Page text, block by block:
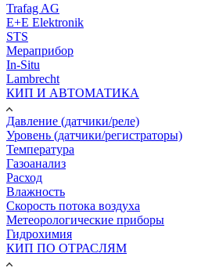
Trafag AG
E+E Elektronik
STS
Мераприбор
In-Situ
Lambrecht
КИП И АВТОМАТИКА
Давление (датчики/реле)
Уровень (датчики/регистраторы)
Температура
Газоанализ
Расход
Влажность
Скорость потока воздуха
Метеорологические приборы
Гидрохимия
КИП ПО ОТРАСЛЯМ